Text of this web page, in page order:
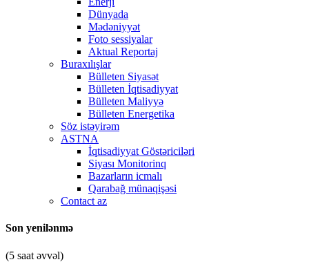
Dünyada
Mədəniyyət
Foto sessiyalar
Aktual Reportaj
Buraxılışlar
Bülleten Siyasət
Bülleten İqtisadiyyat
Bülleten Maliyyə
Bülleten Energetika
Söz istəyirəm
ASTNA
İqtisadiyyat Göstəriciləri
Siyası Monitorinq
Bazarların icmalı
Qarabağ münaqişəsi
Contact az
Son yenilənmə
(5 saat əvvəl)